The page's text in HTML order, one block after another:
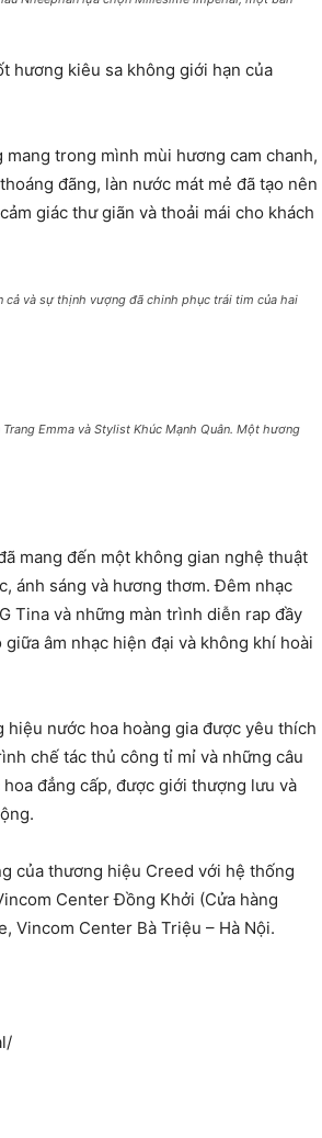
hương kiêu sa không giới hạn của
trong mình mùi hương cam chanh,
đãng, làn nước mát mẻ đã tạo nên
giác thư giãn và thoải mái cho khách
và sự thịnh vượng đã chinh phục trái tim của hai
Emma và Stylist Khúc Mạnh Quân. Một hương
mang đến một không gian nghệ thuật
ánh sáng và hương thơm. Đêm nhạc
Tina và những màn trình diễn rap đầy
âm nhạc hiện đại và không khí hoài
nước hoa hoàng gia được yêu thích
chế tác thủ công tỉ mỉ và những câu
đẳng cấp, được giới thượng lưu và
của thương hiệu Creed với hệ thống
Center Đồng Khởi (Cửa hàng
Vincom Center Bà Triệu – Hà Nội.